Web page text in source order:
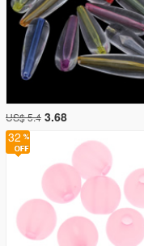
32
US$ 5.4 3.68